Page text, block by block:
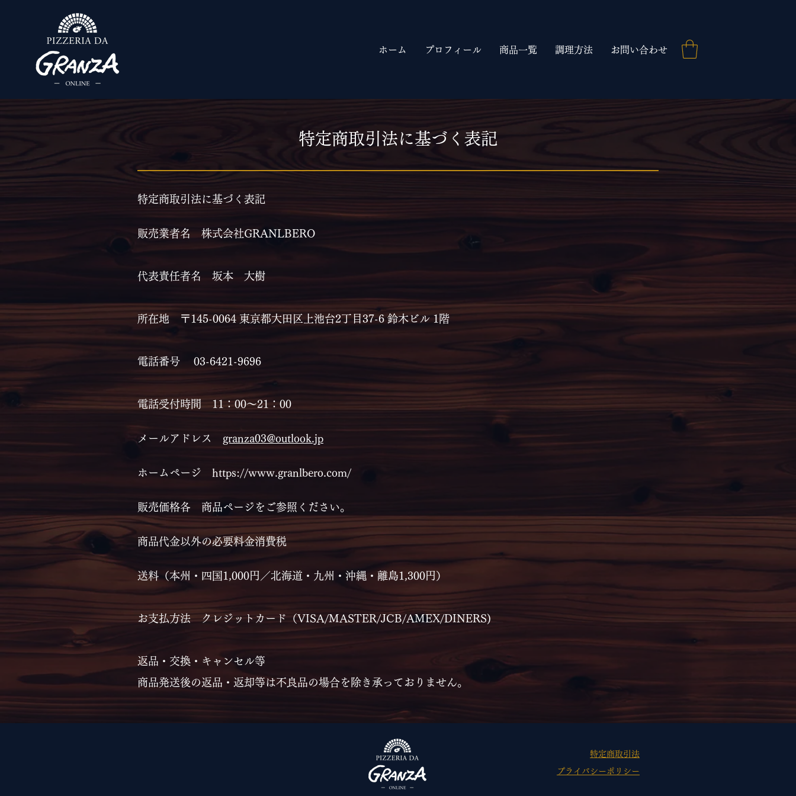
ホーム プロフィール 商品一覧 調理方法 お問い合わせ
特定商取引法に基づく表記
特定商取引法に基づく表記
販売業者名 株式会社GRANLBERO
代表責任者名 坂本 大樹
所在地 〒145-0064 東京都大田区上池台2丁目37-6 鈴木ビル 1階
電話番号 03-6421-9696
電話受付時間 11：00～21：00
メールアドレス granza03@outlook.jp
​ホームページ https://www.granlbero.com/
​販売価格各 商品ページをご参照ください。
​商品代金以外の必要料金消費税
送料（本州・四国1,000円／北海道・九州・沖縄・離島1,300円）
お支払方法 クレジットカード（VISA/MASTER/JCB/AMEX/DINERS)
​返品・交換・キャンセル等
商品発送後の返品・返却等は不良品の場合を除き承っておりません。
特定商取引法
​プライバシーポリシー